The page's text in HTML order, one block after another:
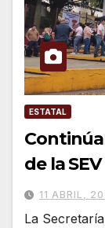
ESTATAL
de la SEV
11 ABRIL,
La